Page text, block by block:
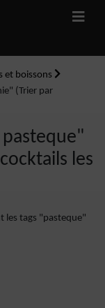
et boissons
(Trier par
les
les tags "pasteque"